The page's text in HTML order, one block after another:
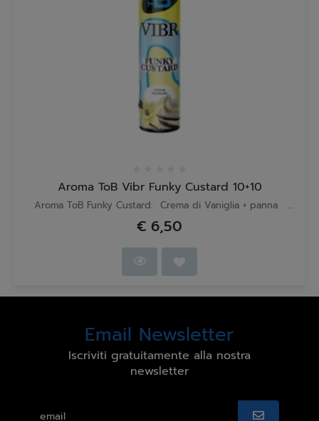
Aroma ToB Vibr Funky Custard 10+10
Aroma ToB Funky Custard: Crema di Vaniglia + panna ...
€ 6,50
Email Newsletter
Iscriviti gratuitamente alla nostra
newsletter